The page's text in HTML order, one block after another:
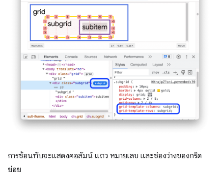
การซ้อนทับจะแสดงคอลัมน์ แถว หมายเลข และช่องว่างของกริด
ย่อย